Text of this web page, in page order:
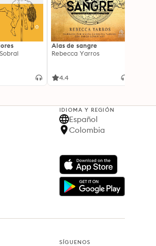
Alas de sangre
Rebecca Yarros
4.4
IDIOMA Y REGIÓN
Español
Colombia
SÍGUENOS